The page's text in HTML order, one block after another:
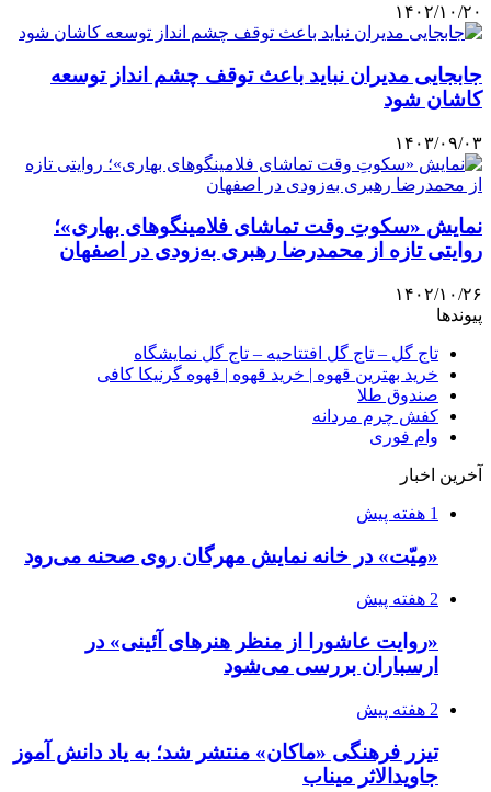
۱۴۰۲/۱۰/۲۰
جابجایی مدیران نباید باعث توقف چشم انداز توسعه
کاشان شود
۱۴۰۳/۰۹/۰۳
نمایش «سکوتِ وقت تماشای فلامینگوهای بهاری»؛
روایتی تازه از محمدرضا رهبری به‌زودی در اصفهان
۱۴۰۲/۱۰/۲۶
پیوندها
تاج گل – تاج گل افتتاحیه – تاج گل نمایشگاه
خرید بهترین قهوه | خرید قهوه | قهوه گرنیکا کافی
صندوق طلا
کفش چرم مردانه
وام فوری
آخرین اخبار
1 هفته پیش
«مِیّت» در خانه نمایش مهرگان روی صحنه می‌رود
2 هفته پیش
«روایت عاشورا از منظر هنرهای آئینی» در
ارسباران بررسی می‌شود
2 هفته پیش
تیزر فرهنگی «ماکان» منتشر شد؛ به یاد دانش آموز
جاویدالاثر میناب